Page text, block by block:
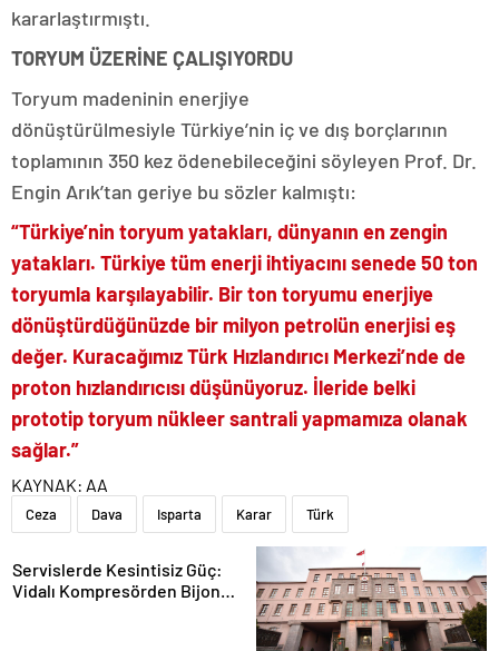
kararlaştırmıştı.
TORYUM ÜZERİNE ÇALIŞIYORDU
Toryum madeninin enerjiye
dönüştürülmesiyle Türkiye’nin iç ve dış borçlarının
toplamının 350 kez ödenebileceğini söyleyen Prof. Dr.
Engin Arık’tan geriye bu sözler kalmıştı:
“Türkiye’nin toryum yatakları, dünyanın en zengin
yatakları. Türkiye tüm enerji ihtiyacını senede 50 ton
toryumla karşılayabilir. Bir ton toryumu enerjiye
dönüştürdüğünüzde bir milyon petrolün enerjisi eş
değer. Kuracağımız Türk Hızlandırıcı Merkezi’nde de
proton hızlandırıcısı düşünüyoruz. İleride belki
prototip toryum nükleer santrali yapmamıza olanak
sağlar.”
KAYNAK: AA
Ceza Dava Isparta Karar Türk
Servislerde Kesintisiz Güç:
Vidalı Kompresörden Bijon